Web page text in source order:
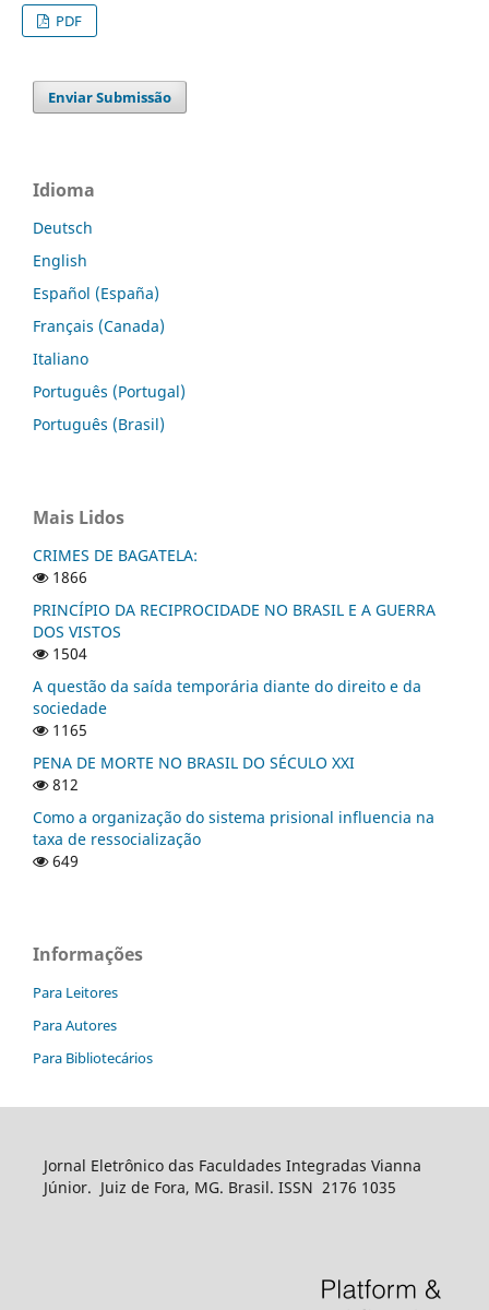
PDF
Enviar Submissão
Idioma
Deutsch
English
Español (España)
Français (Canada)
Italiano
Português (Portugal)
Português (Brasil)
Mais Lidos
CRIMES DE BAGATELA:
1866
PRINCÍPIO DA RECIPROCIDADE NO BRASIL E A GUERRA
DOS VISTOS
1504
A questão da saída temporária diante do direito e da
sociedade
1165
PENA DE MORTE NO BRASIL DO SÉCULO XXI
812
Como a organização do sistema prisional influencia na
taxa de ressocialização
649
Informações
Para Leitores
Para Autores
Para Bibliotecários
Jornal Eletrônico das Faculdades Integradas Vianna
Júnior. Juiz de Fora, MG. Brasil. ISSN 2176 1035